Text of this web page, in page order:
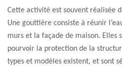
Cette activité est souvent réalisée
Une gouttière consiste à réunir
murs et la façade de maison. Elles
pourvoir la protection de la
types et modèles existent, et sont